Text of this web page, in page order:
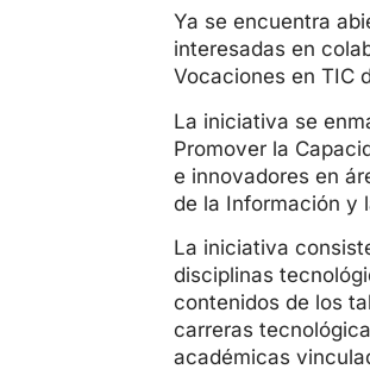
Ya se encuentra
interesadas en
Vocaciones en TIC
La iniciativa se
Promover la
e innovadores en
de la Información y
La iniciativa
disciplinas
contenidos de los
carreras
académicas